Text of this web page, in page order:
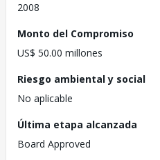
2008
Monto del Compromiso
US$ 50.00 millones
Riesgo ambiental y social
No aplicable
Última etapa alcanzada
Board Approved